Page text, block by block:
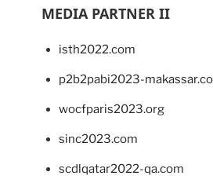
MEDIA PARTNER II
isth2022.com
p2b2pabi2023-
wocfparis2023.org
sinc2023.com
scdlqatar2022-qa.com